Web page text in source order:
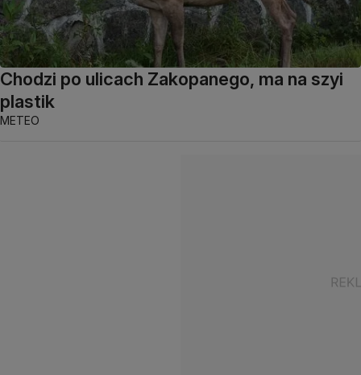
Chodzi po ulicach Zakopanego, ma na szyi
plastik
METEO